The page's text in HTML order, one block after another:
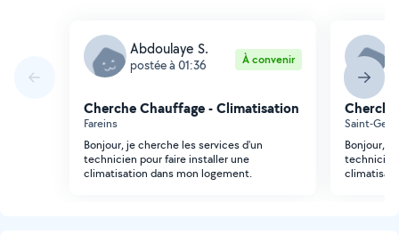
Abdoulaye S.
postée à 01:36 À convenir
Cherche Chauffage - Climatisation
Fareins
Bonjour, je cherche les services d'un
technicien pour faire installer une
climatisation dans mon logement.
Saint-
Bonjour,
technicien